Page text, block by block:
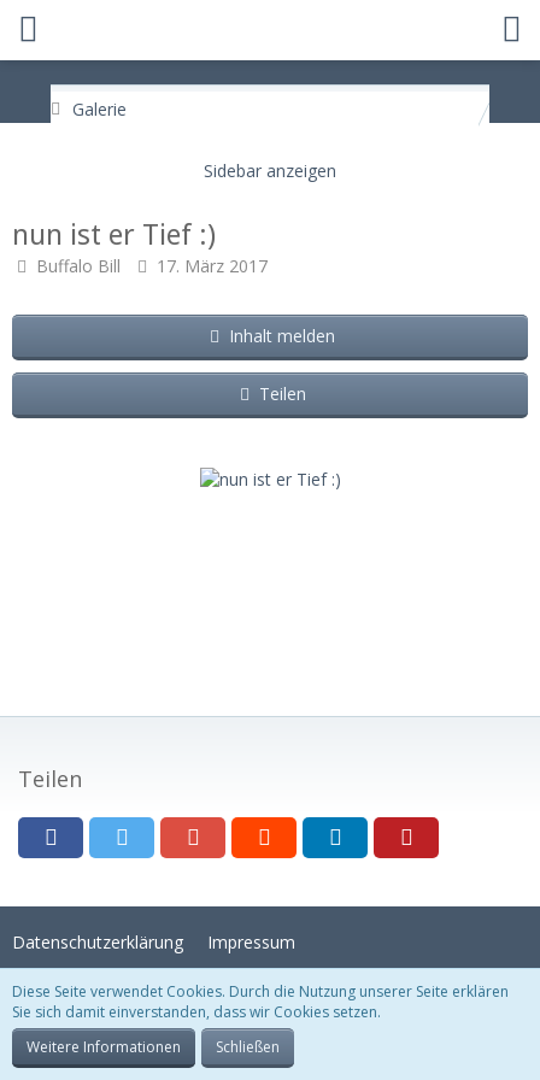
Galerie
nun ist er Tief :)
Buffalo Bill 17. März 2017
Inhalt melden
Teilen
Teilen
Datenschutzerklärung Impressum
Stil:Crystal Temptation , erstellt vonKittMedia
Community-Software:
Diese Seite verwendet Cookies. Durch die Nutzung unserer Seite erklären
Sie sich damit einverstanden, dass wir Cookies setzen.
Weitere Informationen
Schließen